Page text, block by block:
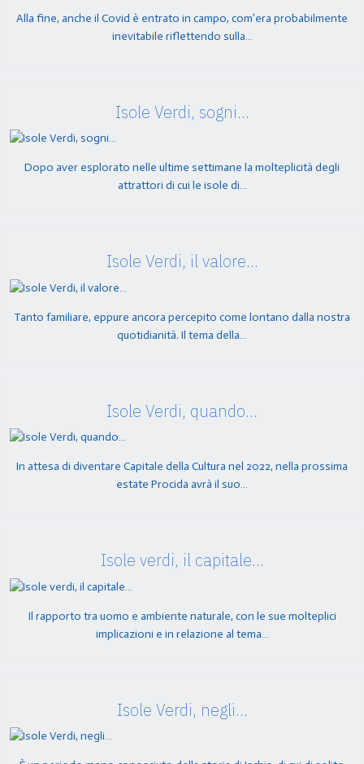
Alla fine, anche il Covid è entrato in campo, com’era probabilmente
inevitabile riflettendo sulla…
Isole Verdi, sogni…
Dopo aver esplorato nelle ultime settimane la molteplicità degli
attrattori di cui le isole di…
Isole Verdi, il valore…
Tanto familiare, eppure ancora percepito come lontano dalla nostra
quotidianità. Il tema della…
Isole Verdi, quando…
In attesa di diventare Capitale della Cultura nel 2022, nella prossima
estate Procida avrà il suo…
Isole verdi, il capitale…
Il rapporto tra uomo e ambiente naturale, con le sue molteplici
implicazioni e in relazione al tema…
Isole Verdi, negli…